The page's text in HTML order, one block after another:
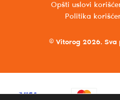
© Vitorog 2026. Sva
Opšti uslovi
Politika